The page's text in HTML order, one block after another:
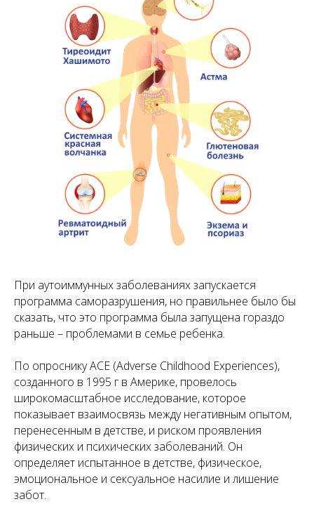
При аутоиммунных заболеваниях запускается
программа саморазрушения, но правильнее было бы
сказать, что это программа была запущена гораздо
раньше – проблемами в семье ребенка.
По опроснику ACE (Adverse Childhood Experiences),
созданного в 1995 г в Америке, провелось
широкомасштабное исследование, которое
показывает взаимосвязь между негативным опытом,
перенесенным в детстве, и риском проявления
физических и психических заболеваний. Он
определяет испытанное в детстве, физическое,
эмоциональное и сексуальное насилие и лишение
забот.